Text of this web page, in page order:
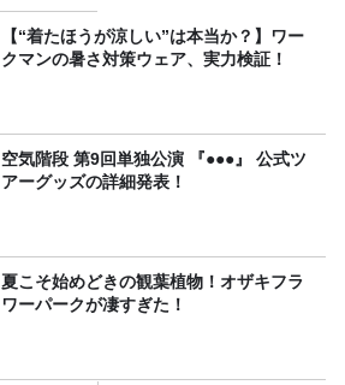
【“着たほうが涼しい”は本当か？】ワー
クマンの暑さ対策ウェア、実力検証！
空気階段 第9回単独公演 『●●●』 公式ツ
アーグッズの詳細発表！
夏こそ始めどきの観葉植物！オザキフラ
ワーパークが凄すぎた！